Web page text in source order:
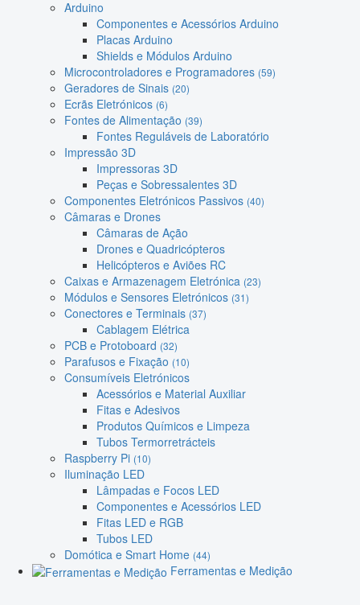
Arduino
Componentes e Acessórios Arduino
Placas Arduino
Shields e Módulos Arduino
Microcontroladores e Programadores (59)
Geradores de Sinais (20)
Ecrãs Eletrónicos (6)
Fontes de Alimentação (39)
Fontes Reguláveis de Laboratório
Impressão 3D
Impressoras 3D
Peças e Sobressalentes 3D
Componentes Eletrónicos Passivos (40)
Câmaras e Drones
Câmaras de Ação
Drones e Quadricópteros
Helicópteros e Aviões RC
Caixas e Armazenagem Eletrónica (23)
Módulos e Sensores Eletrónicos (31)
Conectores e Terminais (37)
Cablagem Elétrica
PCB e Protoboard (32)
Parafusos e Fixação (10)
Consumíveis Eletrónicos
Acessórios e Material Auxiliar
Fitas e Adesivos
Produtos Químicos e Limpeza
Tubos Termorretrácteis
Raspberry Pi (10)
Iluminação LED
Lâmpadas e Focos LED
Componentes e Acessórios LED
Fitas LED e RGB
Tubos LED
Domótica e Smart Home (44)
Ferramentas e Medição